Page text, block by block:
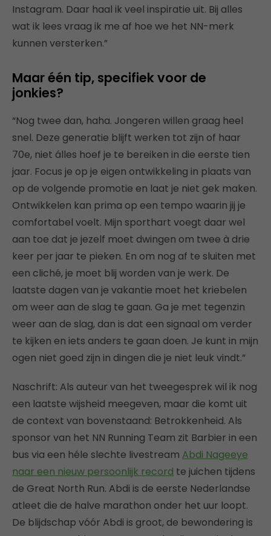
Instagram. Daar haal ik veel inspiratie uit. Bij alles
wat ik lees vraag ik me af hoe we het NN-merk
kunnen versterken.”
Maar één tip, specifiek voor de
jonkies?
“Nog twee dan, haha. Jongeren willen graag heel
snel. Deze generatie blijft werken tot zijn of haar
70e, niet álles hoef je te bereiken in die eerste tien
jaar. Focus je op je eigen ontwikkeling in plaats van
op de volgende promotie en laat je niet gek maken.
Ontwikkelen kan prima op een tempo waarin jij je
comfortabel voelt. Mijn sporthart voegt daar wel
aan toe dat je jezelf moet dwingen om twee à drie
keer per jaar te pieken. En om nog af te sluiten met
een cliché, je moet blij worden van je werk. De
laatste dagen van je vakantie moet het kriebelen
om weer aan de slag te gaan. Ga je met tegenzin
weer aan de slag, dan is dat een signaal om verder
te kijken en iets anders te gaan doen. Je kunt in mijn
ogen niet goed zijn in dingen die je niet leuk vindt.”
Naschrift: Als auteur van het tweegesprek wil ik nog
een laatste wijsheid meegeven, maar die komt uit
de context van bovenstaand: Betrokkenheid. Als
sponsor van het NN Running Team zit Barbier in een
bus via een héle slechte livestream Abdi Nageeye
naar een nieuw persoonlijk record te juichen tijdens
de Great North Run. Abdi is de eerste Nederlandse
atleet die de halve marathon onder het uur loopt.
De blijdschap vóór Abdi is groot, de bewondering is